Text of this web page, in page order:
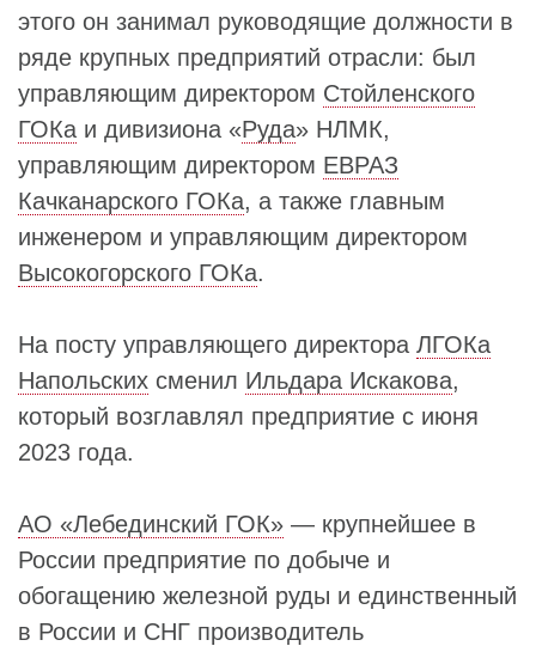
этого он занимал руководящие должности в
ряде крупных предприятий отрасли: был
управляющим директором Стойленского
ГОКа и дивизиона «Руда» НЛМК,
управляющим директором ЕВРАЗ
Качканарского ГОКа, а также главным
инженером и управляющим директором
Высокогорского ГОКа.
На посту управляющего директора ЛГОКа
Напольских сменил Ильдара Искакова,
который возглавлял предприятие с июня
2023 года.
АО «Лебединский ГОК» — крупнейшее в
России предприятие по добыче и
обогащению железной руды и единственный
в России и СНГ производитель